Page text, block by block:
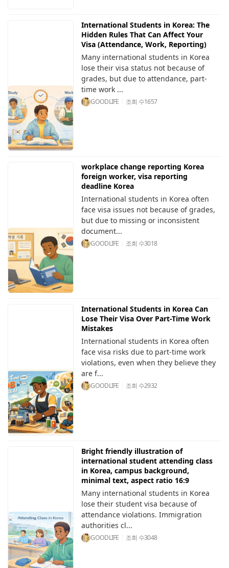
International Students in Korea: The
Hidden Rules That Can Affect Your
Visa (Attendance, Work, Reporting)
Many international students in Korea
lose their visa status not because of
grades, but due to attendance, part-
time work ...
GOODLIFE 조회 수1657
workplace change reporting Korea
foreign worker, visa reporting
deadline Korea
International students in Korea often
face visa issues not because of grades,
but due to missing or inconsistent
document...
GOODLIFE 조회 수3018
International Students in Korea Can
Lose Their Visa Over Part-Time Work
Mistakes
International students in Korea often
face visa risks due to part-time work
violations, even when they believe they
are f...
GOODLIFE 조회 수2932
Bright friendly illustration of
international student attending class
in Korea, campus background,
minimal text, aspect ratio 16:9
Many international students in Korea
lose their student visa because of
attendance violations. Immigration
authorities cl...
GOODLIFE 조회 수3048